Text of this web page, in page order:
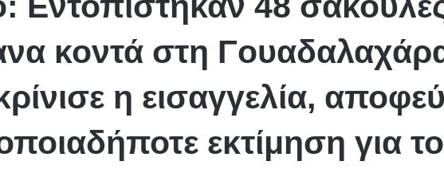
κοντά στη
η εισαγγελία,
εκτίμηση για